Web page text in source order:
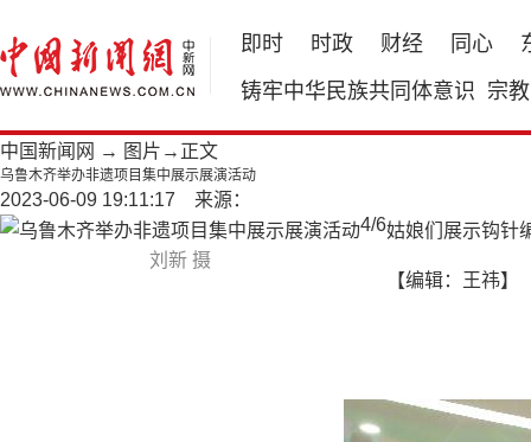
即时 时政 财经 同心
铸牢中华民族共同体意识 宗教
中国新闻网 → 图片 →正文
乌鲁木齐举办非遗项目集中展示展演活动
2023-06-09 19:11:17 来源：
刘新 摄
4/6姑娘们展示钩针
【编辑：王祎】